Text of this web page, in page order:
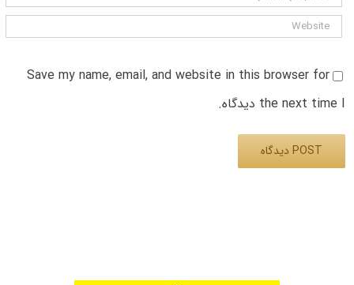
Save my name, email, and website in this browser for
the next time I دیدگاه.